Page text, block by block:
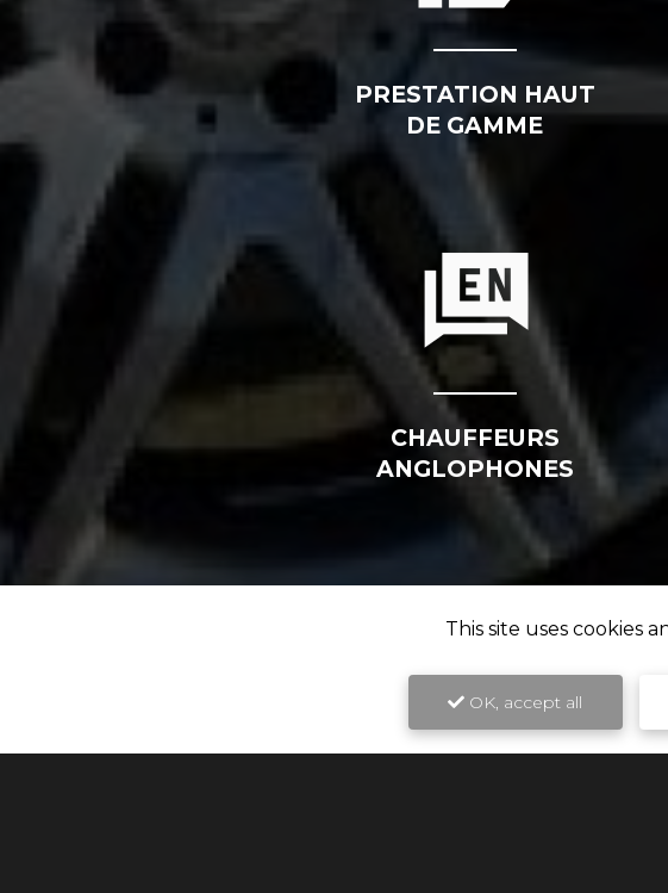
PRESTATION HAUT
DE GAMME
CHAUFFEURS
ANGLOPHONES
This site uses cookies
OK, accept all